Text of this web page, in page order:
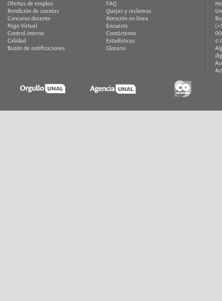
Ofertas de empleo
Rendición de cuentas
Concurso docente
Pago Virtual
Control interno
Calidad
Buzón de notificaciones
FAQ
Quejas y reclamos
Atención en línea
Encuesta
Contáctenos
Estadísticas
Glosario
©